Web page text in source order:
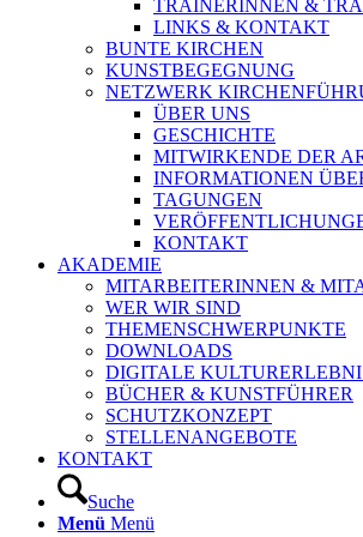
TRAINERINNEN &
LINKS & KONTAKT
BUNTE KIRCHEN
KUNSTBEGEGNUNG
NETZWERK
ÜBER UNS
GESCHICHTE
MITWIRKENDE DER
INFORMATIONEN
TAGUNGEN
KONTAKT
AKADEMIE
MITARBEITERINNEN &
WER WIR SIND
THEMENSCHWERPUNKTE
DOWNLOADS
DIGITALE
BÜCHER & KUNSTFÜHRER
SCHUTZKONZEPT
STELLENANGEBOTE
KONTAKT
Suche
Menü Menü